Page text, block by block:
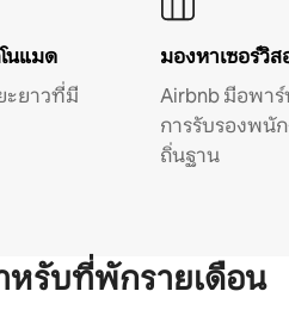
นแมด
ะยาวที่มี
มองหาเซอร์วิ
Airbnb มีอพา
การรับรองพนั
ถิ่นฐาน
หรับที่พักรายเดือน